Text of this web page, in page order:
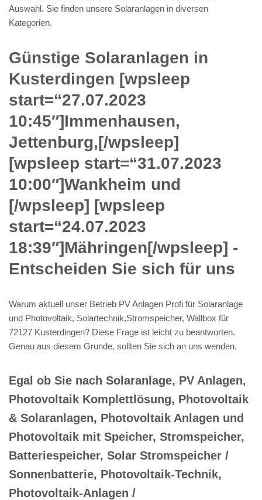
Auswahl. Sie finden unsere Solaranlagen in diversen
Kategorien.
Günstige Solaranlagen in
Kusterdingen [wpsleep
start=“27.07.2023
10:45″]Immenhausen,
Jettenburg,[/wpsleep]
[wpsleep start=“31.07.2023
10:00″]Wankheim und
[/wpsleep] [wpsleep
start=“24.07.2023
18:39″]Mähringen[/wpsleep] -
Entscheiden Sie sich für uns
Warum aktuell unser Betrieb PV Anlagen Profi für Solaranlage
und Photovoltaik, Solartechnik,Stromspeicher, Wallbox für
72127 Kusterdingen? Diese Frage ist leicht zu beantworten.
Genau aus diesem Grunde, sollten Sie sich an uns wenden.
Egal ob Sie nach Solaranlage, PV Anlagen,
Photovoltaik Komplettlösung, Photovoltaik
& Solaranlagen, Photovoltaik Anlagen und
Photovoltaik mit Speicher, Stromspeicher,
Batteriespeicher, Solar Stromspeicher /
Sonnenbatterie, Photovoltaik-Technik,
Photovoltaik-Anlagen /